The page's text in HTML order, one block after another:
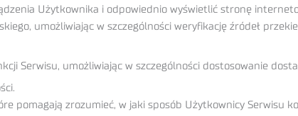
Użytkownika i odpowiednio wyświetlić stronę
umożliwiając w szczególności weryfikację źródeł
Serwisu, umożliwiając w szczególności dostosowanie
pomagają zrozumieć, w jaki sposób Użytkownicy